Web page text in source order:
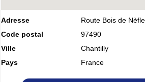
Adresse
Route Bois de
Code postal
97490
Ville
Chantilly
Pays
France